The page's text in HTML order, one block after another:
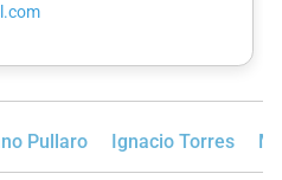
Pullaro Ignacio Torres